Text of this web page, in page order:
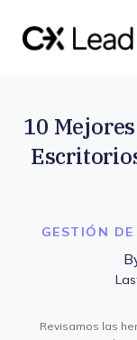
GESTIÓN
10
Revisamos las